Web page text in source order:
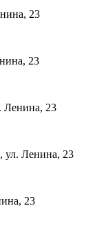
23
23
Ленина, 23
ул. Ленина, 23
23